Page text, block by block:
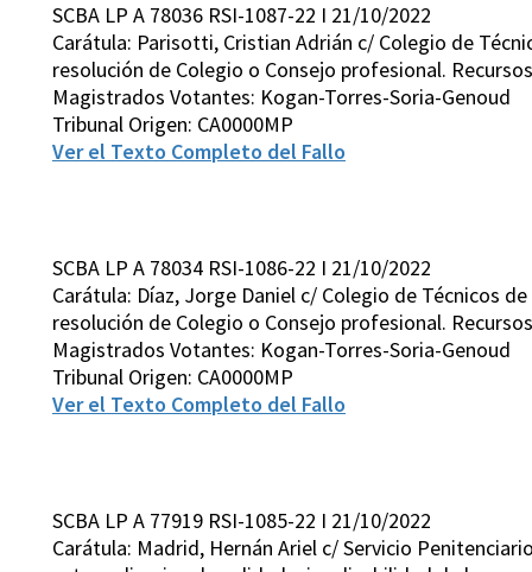
SCBA LP A 78036 RSI-1087-22 I 21/10/2022
Carátula: Parisotti, Cristian Adrián c/ Colegio de
resolución de Colegio o Consejo profesional.
Magistrados Votantes: Kogan-Torres-Soria-Genoud
Tribunal Origen: CA0000MP
Ver el Texto Completo del Fallo
SCBA LP A 78034 RSI-1086-22 I 21/10/2022
Carátula: Díaz, Jorge Daniel c/ Colegio de Técnicos
resolución de Colegio o Consejo profesional.
Magistrados Votantes: Kogan-Torres-Soria-Genoud
Tribunal Origen: CA0000MP
Ver el Texto Completo del Fallo
SCBA LP A 77919 RSI-1085-22 I 21/10/2022
Carátula: Madrid, Hernán Ariel c/ Servicio